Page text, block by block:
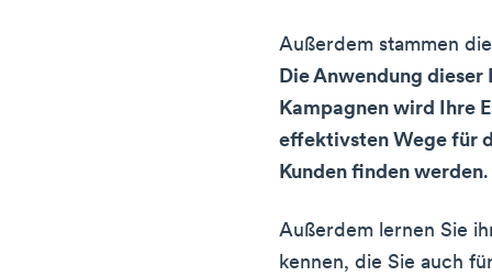
Außerdem stammen
Die Anwendung
Kampagnen wird Ihre
effektivsten Wege für
Kunden finden werden.
Außerdem lernen Sie
kennen, die Sie auch